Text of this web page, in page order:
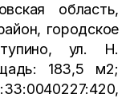
область,
городское
ул. Н.
183,5 м2;